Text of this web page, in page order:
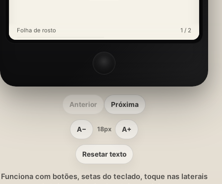
Folha de rosto 1 / 2
Anterior Próxima
A− 18px A+
Resetar texto
Funciona com botões, setas do teclado, toque nas laterais